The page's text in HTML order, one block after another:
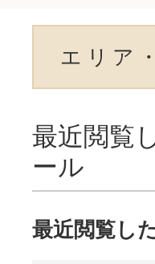
エリア
最近閲覧
ール
最近閲覧し